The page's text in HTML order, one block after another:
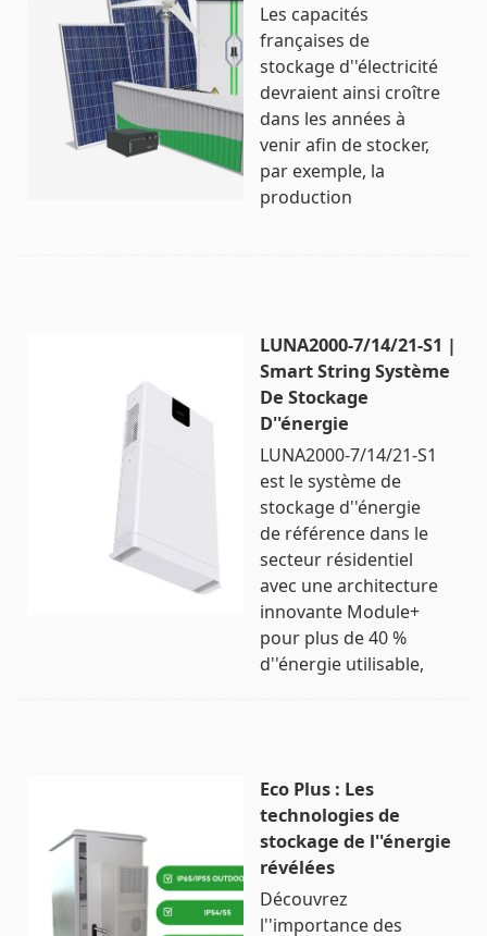
Les capacités
françaises de
stockage d''électricité
devraient ainsi croître
dans les années à
venir afin de stocker,
par exemple, la
production
LUNA2000-7/14/21-S1 |
Smart String Système
De Stockage
D''énergie
LUNA2000-7/14/21-S1
est le système de
stockage d''énergie
de référence dans le
secteur résidentiel
avec une architecture
innovante Module+
pour plus de 40 %
d''énergie utilisable,
Eco Plus : Les
technologies de
stockage de l''énergie
révélées
Découvrez
l''importance des